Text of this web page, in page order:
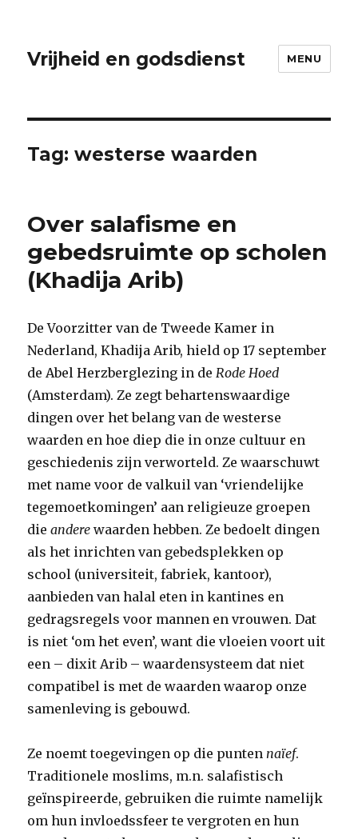
Vrijheid en godsdienst MENU
Tag:westerse waarden
Over salafisme en
gebedsruimte op scholen
(Khadija Arib)
De Voorzitter van de Tweede Kamer in
Nederland, Khadija Arib, hield op 17 september
de Abel Herzberglezing in deRode Hoed
(Amsterdam). Ze zegt behartenswaardige
dingen over het belang van de westerse
waarden en hoe diep die in onze cultuur en
geschiedenis zijn verworteld. Ze waarschuwt
met name voor de valkuil van ‘vriendelijke
tegemoetkomingen’ aan religieuze groepen
dieanderewaarden hebben. Ze bedoelt dingen
als het inrichten van gebedsplekken op
school (universiteit, fabriek, kantoor),
aanbieden van halal eten in kantines en
gedragsregels voor mannen en vrouwen. Dat
is niet ‘om het even’, want die vloeien voort uit
een – dixit Arib – waardensysteem dat niet
compatibel is met de waarden waarop onze
samenleving is gebouwd.
Ze noemt toegevingen op die puntennaïef.
Traditionele moslims, m.n. salafistisch
geïnspireerde, gebruiken die ruimte namelijk
om hun invloedssfeer te vergroten en hun